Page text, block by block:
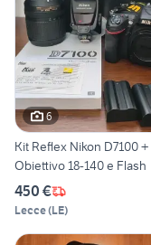
6
Kit Reflex Nikon D7100 +
Obiettivo 18-140 e Flash
450 €
Lecce(LE)